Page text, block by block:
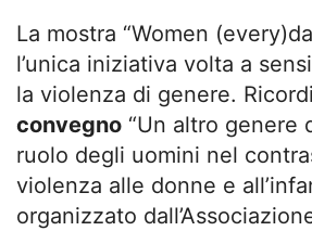
La mostra “Women
l’unica iniziativa volta a
la violenza di genere.
convegno “Un altro genere
ruolo degli uomini nel
violenza alle donne e
organizzato